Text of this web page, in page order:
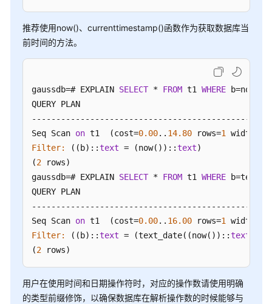
开
发
指
发
指
（分
布
式
_V2.0-
8.x）
开
发
指
中
式
推荐使用now()、currenttimestamp()函数作为获取数据库当
前时间的方法。
gaussdb=# EXPLAIN SELECT * FROM t1 WHERE b=now();
QUERY PLAN
Seq Scan on t1  (cost=0.00.. 14.80 rows=1 width=
Filter:
((b)::text = (now())::text)
(2 rows)
gaussdb=# EXPLAIN SELECT * FROM t1 WHERE
QUERY PLAN
Seq Scan on t1  (cost=0.00.. 16.00 rows=1 width=
Filter:
((b)::text = (text_date((now())::text
(2 rows)
用户在使用时间和日期操作符时，对应的操作数请使用明确
的类型前缀修饰，以确保数据库在解析操作数的时候能够与